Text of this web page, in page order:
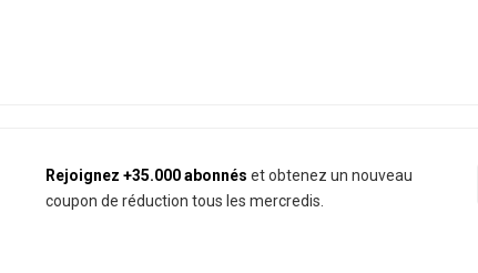
Rejoignez +35.000 abonnés et obtenez un nouveau
coupon de réduction tous les mercredis.